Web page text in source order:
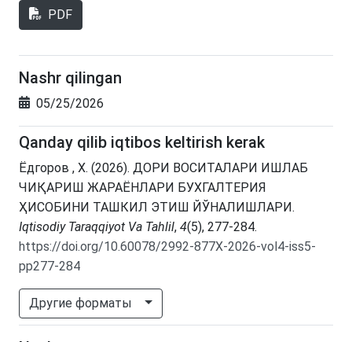
PDF
Nashr qilingan
05/25/2026
Qanday qilib iqtibos keltirish kerak
Ёдгоров , Х. (2026). ДОРИ ВОСИТАЛАРИ ИШЛАБ
ЧИҚАРИШ ЖАРАЁНЛАРИ БУХГАЛТЕРИЯ
ҲИСОБИНИ ТАШКИЛ ЭТИШ ЙЎНАЛИШЛАРИ.
Iqtisodiy Taraqqiyot Va Tahlil, 4(5), 277-284.
https://doi.org/10.60078/2992-877X-2026-vol4-iss5-
pp277-284
Другие форматы